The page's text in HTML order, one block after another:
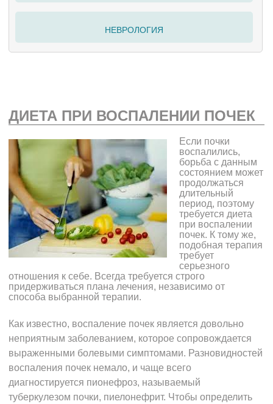
НЕВРОЛОГИЯ
ДИЕТА ПРИ ВОСПАЛЕНИИ ПОЧЕК
Если почки
воспалились,
борьба с данным
состоянием может
продолжаться
длительный
период, поэтому
требуется диета
при воспалении
почек. К тому же,
подобная терапия
требует
серьезного
отношения к себе. Всегда требуется строго
придерживаться плана лечения, независимо от
способа выбранной терапии.
Как известно, воспаление почек является довольно
неприятным заболеванием, которое сопровождается
выраженными болевыми симптомами. Разновидностей
воспаления почек немало, и чаще всего
диагностируется пионефроз, называемый
туберкулезом почки, пиелонефрит. Чтобы определить